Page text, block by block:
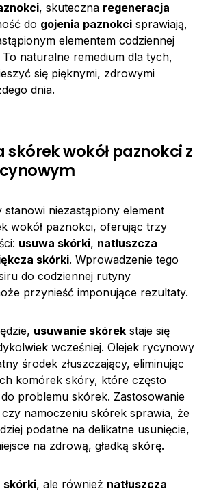
, skuteczna regeneracja
do gojenia paznokci sprawiają,
elementem codziennej
To naturalne remedium dla tych,
się pięknymi, zdrowymi
dnia.
skórek wokół paznokci z
niezastąpiony element
wokół paznokci, oferując trzy
usuwa skórki, natłuszcza
skórki. Wprowadzenie tego
do codziennej rutyny
przynieść imponujące rezultaty.
usuwanie skórek staje się
wcześniej. Olejek rycynowy
środek złuszczający, eliminując
komórek skóry, które często
problemu skórek. Zastosowanie
namoczeniu skórek sprawia, że
podatne na delikatne usunięcie,
na zdrową, gładką skórę.
skórki, ale również natłuszcza